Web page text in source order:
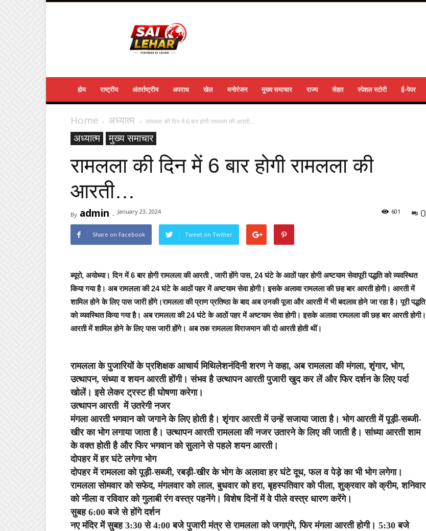
होम राष्ट्रीय अंतर्राष्ट्रीय अपराध खेल मनोरंजन मुख्य समाचार राज्य सेहत स्पेशल स्टोरी ई-पेपर
Home अध्यात्म रामलला की दिन में 6 बार होगी रामलला की आरती…
अध्यात्म मुख्य समाचार
रामलला की दिन में 6 बार होगी रामलला की
आरती…
By admin - January 23, 2024 0
601
Share on Facebook Tweet on Twitter
ब्यूरो, अयोध्या।दिन में 6 बार होगी रामलला की आरती , जारी होंगे पास, 24 घंटे के आठों पहर होगी अष्टयाम सेवापूरी पद्धति को व्यवस्थित
किया गया है। अब रामलला की 24 घंटे के आठों पहर में अष्टयाम सेवा होगी। इसके अलावा रामलला की छह बार आरती होगी। आरती में
शामिल होने के लिए पास जारी होंगे।रामलला की प्राण प्रतिष्ठा के बाद अब उनकी पूजा और आरती में भी बदलाव होने जा रहा है। पूरी पद्धति
को व्यवस्थित किया गया है। अब रामलला की 24 घंटे के आठों पहर में अष्टयाम सेवा होगी। इसके अलावा रामलला की छह बार आरती होगी।
आरती में शामिल होने के लिए पास जारी होंगे। अब तक रामलला विराजमान की दो आरती होती थीं।
रामलला के पुजारियों के प्रशिक्षक आचार्य मिथिलेशनंदिनी शरण ने कहा, अब रामलला की मंगला, शृंगार, भोग,
उत्थापन, संध्या व शयन आरती होंगी। संभव है उत्थापन आरती पुजारी खुद कर लें और फिर दर्शन के लिए पर्दा
खोलें। इसे लेकर ट्रस्ट ही घोषणा करेगा।
उत्थापन आरती में उतरेगी नजर
मंगला आरती भगवान को जगाने के लिए होती है। शृंगार आरती में उन्हें सजाया जाता है। भोग आरती में पूड़ी-सब्जी-
खीर का भोग लगाया जाता है। उत्थापन आरती रामलला की नजर उतारने के लिए की जाती है। सांध्या आरती शाम
के वक्त होती है और फिर भगवान को सुलाने से पहले शयन आरती।
दोपहर में हर घंटे लगेगा भोग
दोपहर में रामलला को पूड़ी-सब्जी, रबड़ी-खीर के भोग के अलावा हर घंटे दूध, फल व पेड़े का भी भोग लगेगा।
रामलला सोमवार को सफेद, मंगलवार को लाल, बुधवार को हरा, बृहस्पतिवार को पीला, शुक्रवार को क्रीम, शनिवार
को नीला व रविवार को गुलाबी रंग वस्त्र पहनेंगे। विशेष दिनों में वे पीले वस्त्र धारण करेंगे।
सुबह 6:00 बजे से होंगे दर्शन
नए मंदिर में सुबह 3:30 से 4:00 बजे पुजारी मंत्र से रामलला को जगाएंगे, फिर मंगला आरती होगी। 5:30 बजे